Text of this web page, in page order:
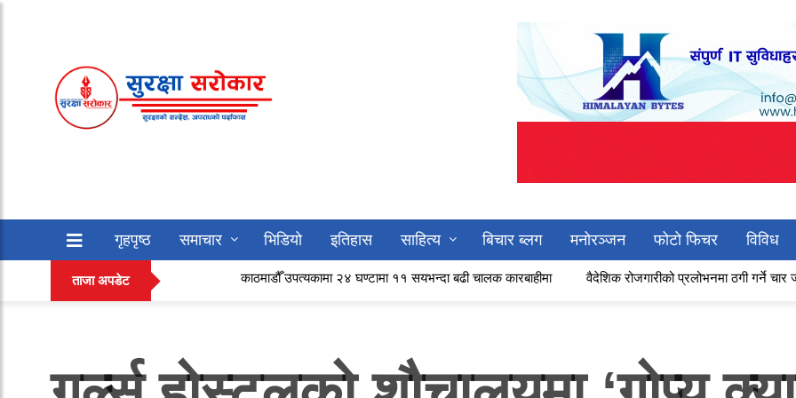
गृहपृष्ठ समाचार भिडियो इतिहास साहित्य बिचार ब्लग मनोरञ्जन फोटो फिचर विविध
सफलताको कथा अन्य
ताजा अपडेट काठमाडौँ उपत्यकामा २४ घण्टामा ११ सयभन्दा बढी चालक कारबाहीमा वैदेशिक रोजगारीको प्रलोभनमा ठगी गर्ने चार जना